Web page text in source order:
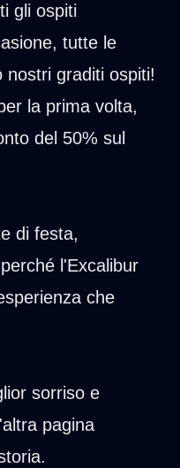
gli ospiti
tutte le
nostri graditi ospiti!
la prima volta,
del 50% sul
di festa,
l'Excalibur
che
sorriso e
pagina